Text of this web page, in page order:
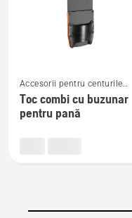
mai
multe
detalii
Accesorii pentru centurile
pentru unelte
Toc combi cu buzunar
pentru pană